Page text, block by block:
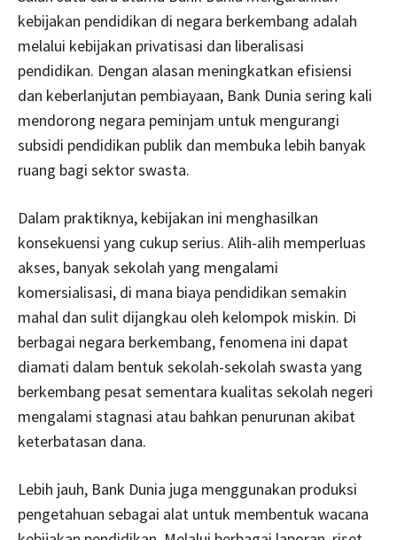
kebijakan pendidikan di negara berkembang adalah
melalui kebijakan privatisasi dan liberalisasi
pendidikan. Dengan alasan meningkatkan efisiensi
dan keberlanjutan pembiayaan, Bank Dunia sering kali
mendorong negara peminjam untuk mengurangi
subsidi pendidikan publik dan membuka lebih banyak
ruang bagi sektor swasta.
Dalam praktiknya, kebijakan ini menghasilkan
konsekuensi yang cukup serius. Alih-alih memperluas
akses, banyak sekolah yang mengalami
komersialisasi, di mana biaya pendidikan semakin
mahal dan sulit dijangkau oleh kelompok miskin. Di
berbagai negara berkembang, fenomena ini dapat
diamati dalam bentuk sekolah-sekolah swasta yang
berkembang pesat sementara kualitas sekolah negeri
mengalami stagnasi atau bahkan penurunan akibat
keterbatasan dana.
Lebih jauh, Bank Dunia juga menggunakan produksi
pengetahuan sebagai alat untuk membentuk wacana